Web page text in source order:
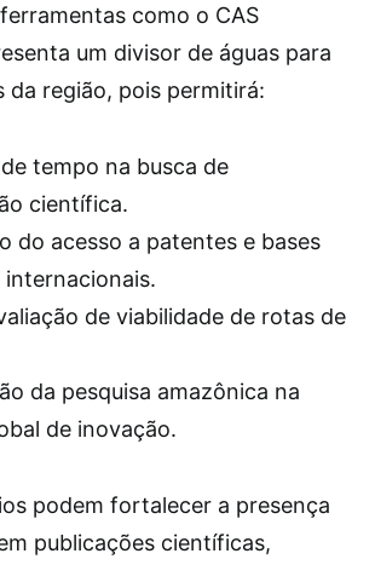
como o CAS
um divisor de águas para
da região, pois permitirá:
tempo na busca de
científica.
do acesso a patentes e bases
internacionais.
de viabilidade de rotas de
da pesquisa amazônica na
de inovação.
podem fortalecer a presença
publicações científicas,